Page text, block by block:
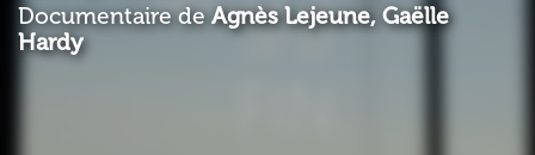
Documentaire deAgnès Lejeune, Gaëlle
Hardy